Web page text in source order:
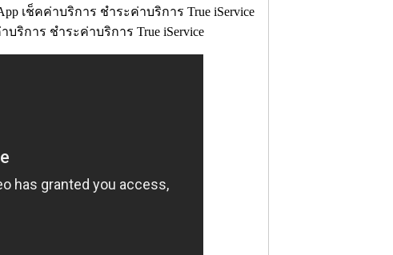
บริการ ชำระค่าบริการ True iService